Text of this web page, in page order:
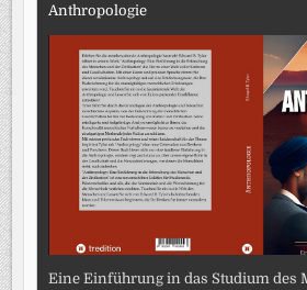
Anthropologie
Eine Einführung in das Studium des